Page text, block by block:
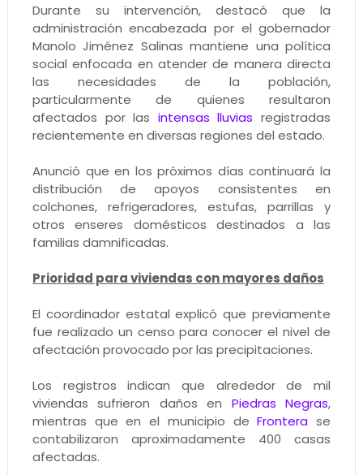
Durante su intervención, destacó que la
administración encabezada por el gobernador
Manolo Jiménez Salinas mantiene una política
social enfocada en atender de manera directa
las necesidades de la población,
particularmente de quienes resultaron
afectados por las intensas lluvias registradas
recientemente en diversas regiones del estado.
Anunció que en los próximos días continuará la
distribución de apoyos consistentes en
colchones, refrigeradores, estufas, parrillas y
otros enseres domésticos destinados a las
familias damnificadas.
Prioridad para viviendas con mayores daños
El coordinador estatal explicó que previamente
fue realizado un censo para conocer el nivel de
afectación provocado por las precipitaciones.
Los registros indican que alrededor de mil
viviendas sufrieron daños en Piedras Negras,
mientras que en el municipio deFrontera se
contabilizaron aproximadamente 400 casas
afectadas.